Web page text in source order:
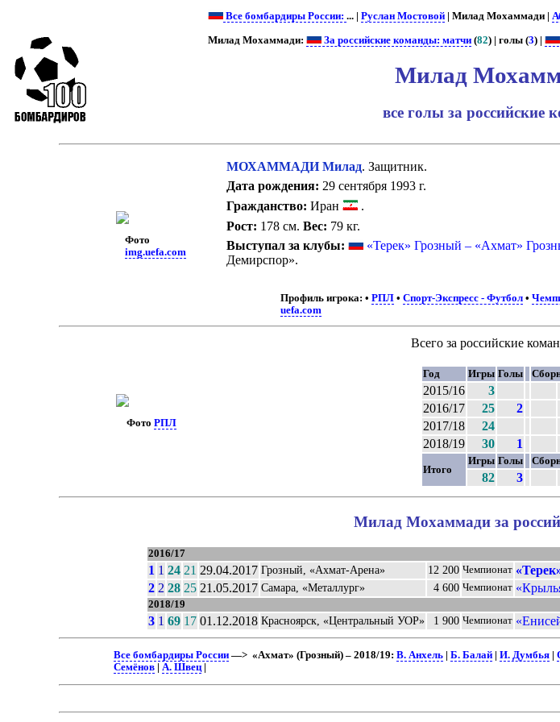
Все бомбардиры России: ... | Руслан Мостовой| Милад Мохаммади |
Милад Мохаммади: За российские команды: матчи(82) | голы (3) |
Милад
все голы за российские
Фото
img.uefa.com
МОХАММАДИ Милад. Защитник.
Дата рождения: 29 сентября 1993 г.
Гражданство: Иран
.
Рост: 178 см.Вес: 79 кг.
Выступал за клубы:
«Терек» Грозный – «Ахмат»
Демирспор».
Профиль игрока: • РПЛ• Спорт-Экспресс - Футбол•
uefa.com
Фото РПЛ
Всего за российские
Год Игры Голы
2015/16 3
2016/17
25 2
2017/18
24
2018/19
30 1
Итого
Игры Голы
82 3
Милад Мохаммади за
2016/17
1 1 24 21 29.04.2017 Грозный, «Ахмат-Арена» 12 200 Чемпионат
2 2 28 25 21.05.2017 Самара, «Металлург» 4 600 Чемпионат
2018/19
3 1 69 17 01.12.2018 Красноярск, «Центральный УОР» 1 900 Чемпионат
Все бомбардиры России—> «Ахмат» (Грозный) – 2018/19: В. Анхель| Б. Балай| И. Думбья|
Семёнов| А. Швец|